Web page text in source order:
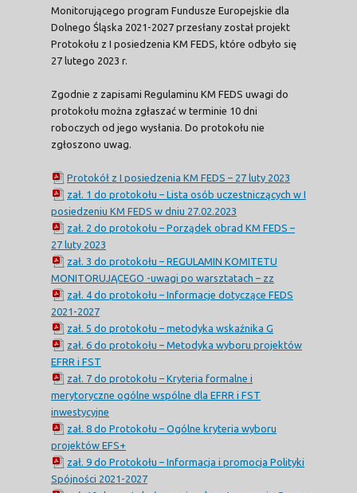
Monitorującego program Fundusze Europejskie dla
Dolnego Śląska 2021-2027 przesłany został projekt
Protokołu z I posiedzenia KM FEDS, które odbyło się
27 lutego 2023 r.
Zgodnie z zapisami Regulaminu KM FEDS uwagi do
protokołu można zgłaszać w terminie 10 dni
roboczych od jego wysłania. Do protokołu nie
zgłoszono uwag.
Protokół z I posiedzenia KM FEDS – 27 luty 2023
zał. 1 do protokołu – Lista osób uczestniczących w I
posiedzeniu KM FEDS w dniu 27.02.2023
zał. 2 do protokołu – Porządek obrad KM FEDS –
27 luty 2023
zał. 3 do protokołu – REGULAMIN KOMITETU
MONITORUJĄCEGO -uwagi po warsztatach – zz
zał. 4 do protokołu – Informacje dotyczące FEDS
2021-2027
zał. 5 do protokołu – metodyka wskaźnika G
zał. 6 do protokołu – Metodyka wyboru projektów
EFRR i FST
zał. 7 do protokołu – Kryteria formalne i
merytoryczne ogólne wspólne dla EFRR i FST
inwestycyjne
zał. 8 do Protokołu – Ogólne kryteria wyboru
projektów EFS+
zał. 9 do Protokołu – Informacja i promocja Polityki
Spójności 2021-2027